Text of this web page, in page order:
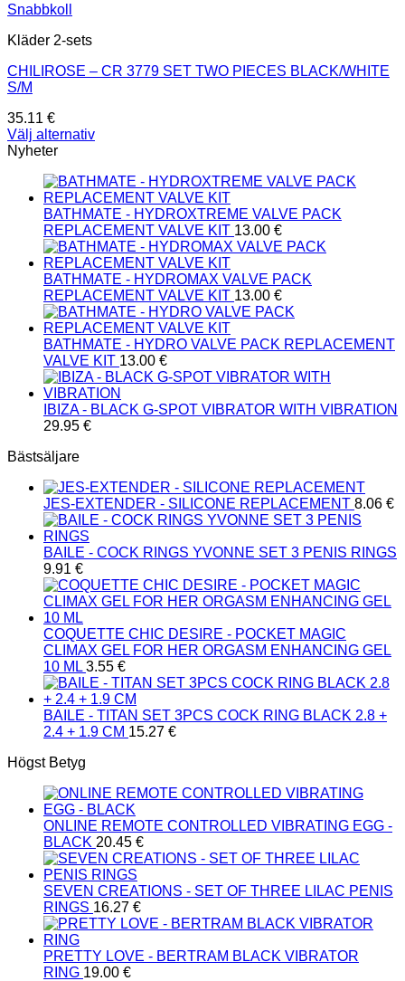
Snabbkoll
Kläder 2-sets
CHILIROSE – CR 3779 SET TWO PIECES BLACK/WHITE
S/M
35.11 €
Välj alternativ
Den
produkten
varianter.
olika
alternativen
produktsidan
Nyheter
BATHMATE - HYDROXTREME VALVE PACK
REPLACEMENT VALVE KIT 13.00 €
BATHMATE - HYDROMAX VALVE PACK
REPLACEMENT VALVE KIT 13.00 €
BATHMATE - HYDRO VALVE PACK REPLACEMENT
VALVE KIT 13.00 €
IBIZA - BLACK G-SPOT VIBRATOR WITH VIBRATION
29.95 €
Bästsäljare
JES-EXTENDER - SILICONE REPLACEMENT 8.06 €
BAILE - COCK RINGS YVONNE SET 3 PENIS RINGS
9.91 €
COQUETTE CHIC DESIRE - POCKET MAGIC
CLIMAX GEL FOR HER ORGASM ENHANCING GEL
10 ML 3.55 €
BAILE - TITAN SET 3PCS COCK RING BLACK 2.8 +
2.4 + 1.9 CM 15.27 €
Högst Betyg
ONLINE REMOTE CONTROLLED VIBRATING EGG -
BLACK 20.45 €
SEVEN CREATIONS - SET OF THREE LILAC PENIS
RINGS 16.27 €
PRETTY LOVE - BERTRAM BLACK VIBRATOR
RING 19.00 €